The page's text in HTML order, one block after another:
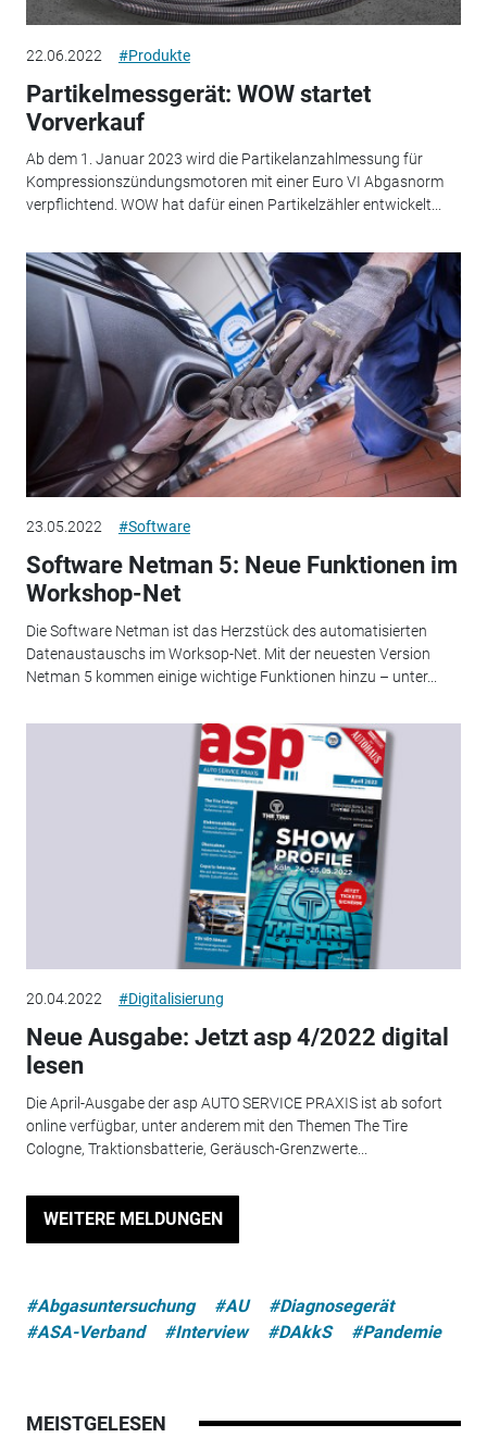
22.06.2022 #Produkte
Partikelmessgerät: WOW startet
Vorverkauf
Ab dem 1. Januar 2023 wird die Partikelanzahlmessung für
Kompressionszündungsmotoren mit einer Euro VI Abgasnorm
verpflichtend. WOW hat dafür einen Partikelzähler entwickelt...
23.05.2022 #Software
Software Netman 5: Neue Funktionen im
Workshop-Net
Die Software Netman ist das Herzstück des automatisierten
Datenaustauschs im Worksop-Net. Mit der neuesten Version
Netman 5 kommen einige wichtige Funktionen hinzu – unter...
20.04.2022 #Digitalisierung
Neue Ausgabe: Jetzt asp 4/2022 digital
lesen
Die April-Ausgabe der asp AUTO SERVICE PRAXIS ist ab sofort
online verfügbar, unter anderem mit den Themen The Tire
Cologne, Traktionsbatterie, Geräusch-Grenzwerte...
WEITERE MELDUNGEN
#Abgasuntersuchung #AU
#Diagnosegerät
#ASA-Verband
#Interview #DAkkS #Pandemie
MEISTGELESEN